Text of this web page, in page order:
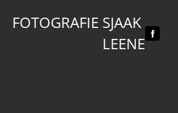
FOTOGRAFIE SJAAK
LEENE